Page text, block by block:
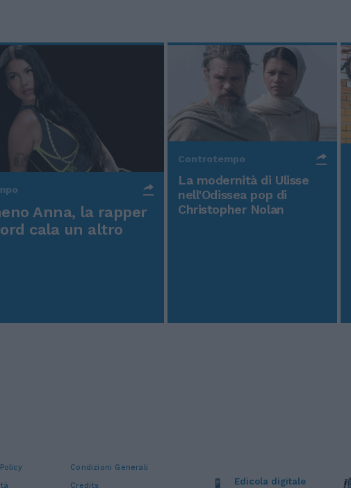
Anna, la rapper
cala un altro
Controtempo
La modernità di Ulisse
nell'Odissea pop di
Christopher Nolan
Condizioni Generali
Credits Edicola digitale